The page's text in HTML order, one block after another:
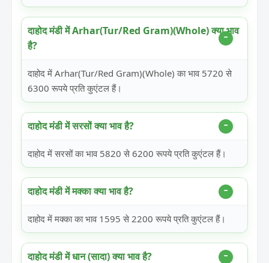
दाहोद मंडी में Arhar(Tur/Red Gram)(Whole) क्या भाव
है?
दाहोद में Arhar(Tur/Red Gram)(Whole) का भाव 5720 से
6300 रूपये प्रति कुएंटल हैं।
दाहोद मंडी में सरसों क्या भाव है?
दाहोद में सरसों का भाव 5820 से 6200 रूपये प्रति कुएंटल हैं।
दाहोद मंडी में मक्का क्या भाव है?
दाहोद में मक्का का भाव 1595 से 2200 रूपये प्रति कुएंटल हैं।
दाहोद मंडी में धान (सादा) क्या भाव है?